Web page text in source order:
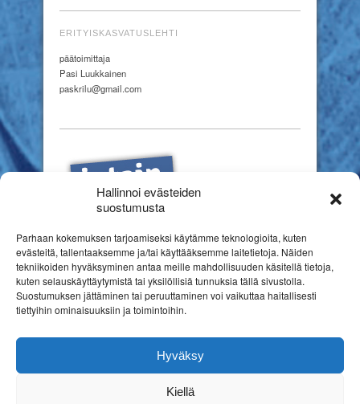
Hallinnoi evästeiden
suostumusta
Parhaan kokemuksen tarjoamiseksi käytämme teknologioita, kuten
evästeitä, tallentaaksemme ja/tai käyttääksemme laitetietoja. Näiden
tekniikoiden hyväksyminen antaa meille mahdollisuuden käsitellä tietoja,
kuten selauskäyttäytymistä tai yksilöllisiä tunnuksia tällä sivustolla.
Suostumuksen jättäminen tai peruuttaminen voi vaikuttaa haitallisesti
tiettyihin ominaisuuksiin ja toimintoihin.
Hyväksy
Kiellä
ERITYISKASVATUSLEHTI
päätoimittaja
Pasi Luukkainen
paskrilu@gmail.com